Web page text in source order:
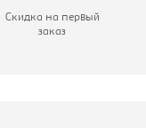
Скидка на первый
заказ